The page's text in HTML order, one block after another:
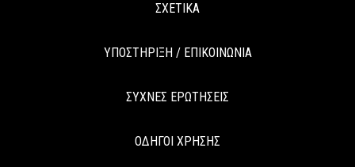
ΣΧΕΤΙΚΑ
ΥΠΟΣΤΗΡΙΞΗ / ΕΠΙΚΟΙΝΩΝΙΑ
ΣΥΧΝΕΣ ΕΡΩΤΗΣΕΙΣ
ΟΔΗΓΟΙ ΧΡΗΣΗΣ